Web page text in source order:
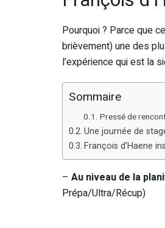
Pourquoi ? Parce que
brièvement) une des
l’expérience qui est la
Sommaire
Pressé de
Une journée de
François d’Haene
– Au niveau de la
Prépa/Ultra/Récup)